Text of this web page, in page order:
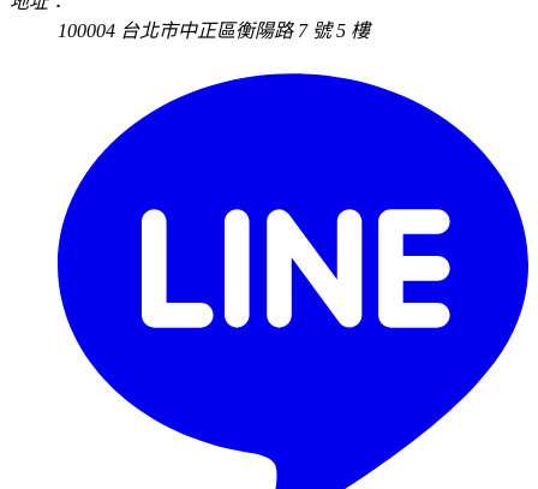
100004 台北市中正區衡陽路 7 號 5 樓